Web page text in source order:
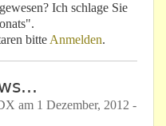
Ich schlage Sie
bitte Anmelden.
am 1 Dezember, 2012 -